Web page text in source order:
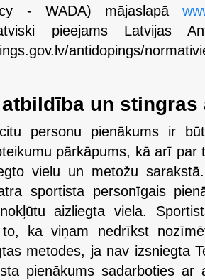
- WADA) mājaslapā
pieejams Latvijas
antidopings/
un
personu pienākums ir
pārkāpums, kā arī par
vielu un metožu
sportista personīgais
aizliegta viela.
ka viņam nedrīkst
metodes, ja nav izsniegta
pienākums sadarboties ar